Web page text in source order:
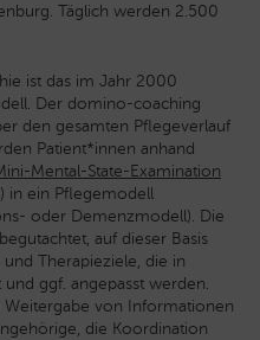
Täglich werden 2.500
ist das im Jahr 2000
Der domino-coaching
den gesamten Pflegeverlauf
Patient*innen anhand
Mental-State-Examination
) in ein Pflegemodell
oder Demenzmodell). Die
auf dieser Basis
Therapieziele, die in
ggf. angepasst werden.
Weitergabe von Informationen
die Koordination